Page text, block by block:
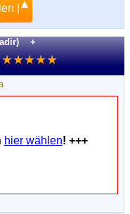
|
+
★★★★★
hier wählen! +++